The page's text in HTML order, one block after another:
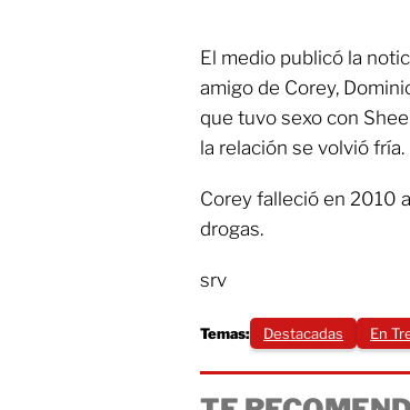
El medio publicó la
amigo de Corey,
que tuvo sexo con
la relación se volvió fría.
Corey falleció en 2010
drogas.
srv
Temas: Destacadas En